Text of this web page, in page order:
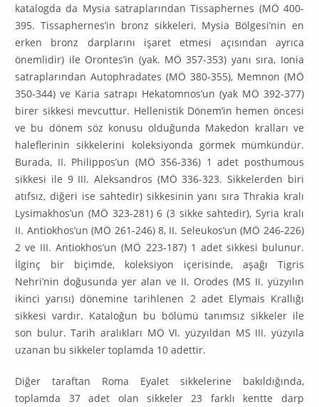
katalogda da Mysia satraplarından Tissaphernes (MÖ 400-
395. Tissaphernes’in bronz sikkeleri, Mysia Bölgesi’nin en
erken bronz darplarını işaret etmesi açısından ayrıca
önemlidir) ile Orontes’in (yak. MÖ 357-353) yanı sıra, Ionia
satraplarından Autophradates (MÖ 380-355), Memnon (MÖ
350-344) ve Karia satrapı Hekatomnos’un (yak MÖ 392-377)
birer sikkesi mevcuttur. Hellenistik Dönem’in hemen öncesi
ve bu dönem söz konusu olduğunda Makedon kralları ve
haleflerinin sikkelerini koleksiyonda görmek mümkündür.
Burada, II. Philippos’un (MÖ 356-336) 1 adet posthu­mous
sikkesi ile 9 III. Aleksandros (MÖ 336-323. Sikkelerden biri
atıfsız, diğeri ise sahtedir) sikkesinin yanı sıra Thrakia kralı
Lysimakhos’un (MÖ 323-281) 6 (3 sikke sahtedir), Syria kralı
II. Antiokhos’un (MÖ 261-246) 8, II. Seleukos’un (MÖ 246-226)
2 ve III. Antiokhos’un (MÖ 223-187) 1 adet sikkesi bulunur.
İlginç bir biçimde, koleksiyon içerisinde, aşağı Tigris
Nehri’nin doğusunda yer alan ve II. Orodes (MS II. yüzyılın
ikinci yarısı) dönemine tarihlenen 2 adet Elymais Krallığı
sikkesi vardır. Kataloğun bu bölümü tanımsız sikkeler ile
son bulur. Tarih aralıkları MÖ VI. yüzyıldan MS III. yüzyıla
uzanan bu sikkeler toplamda 10 adettir.
Diğer taraftan Roma Eyalet sikkelerine bakıldığında,
toplamda 37 adet olan sikkeler 23 farklı kentte darp